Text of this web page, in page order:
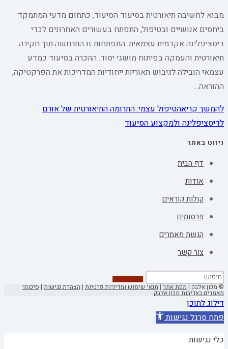
מבוא לחשיבה תיאורטית בסיעוד הסיעוד, כתחום מדעי המתמקד
ביחסים אנושיים ובטיפול, התפתח בעשורים האחרונים לכדי
דיסציפלינה אקדמית עצמאית. התפתחות זו התרחשה תוך חקירה
תיאורטית והעמקה בפיתוח מושגי יסוד. ההכרה בסיעוד כמדע
עצמאי הובילה לגיבוש תאוריות ייחודיות המדריכות את הפרקטיקה,
ההוראה…
להמשך קריאהטיפול עצמי: התרומה התיאורטית של אורם
לדיסציפלינה ולמקצוע הסיעוד
ניווט באתר
דף הבית
אודות
קולות קוראים
פרסומים
הגשת מאמרים
צור קשר
© מכון אלבק |מפת אתר|תנאי שימוש ומדיניות פרטיות | הצהרת נגישות | סיכומי
מאמרים באדיבות מכון אלבק
דילוג לתוכן
פתח סרגל נגישות
כלי נגישות